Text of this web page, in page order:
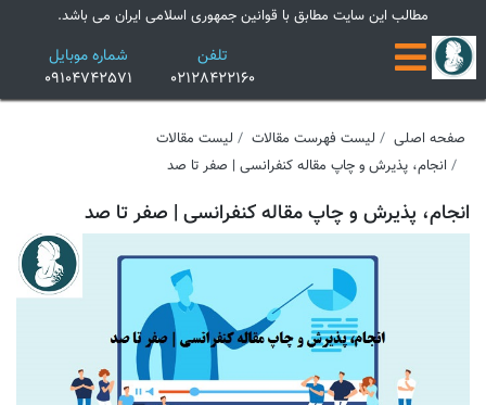
مطالب این سایت مطابق با قوانین جمهوری اسلامی ایران می باشد.
شماره موبایل
09104742571
تلفن
02128422160
×
صفحه اصلی لیست فهرست مقالات
لیست مقالات
انجام، پذیرش و چاپ مقاله کنفرانسی | صفر تا صد
انجام، پذیرش و چاپ مقاله کنفرانسی | صفر تا صد